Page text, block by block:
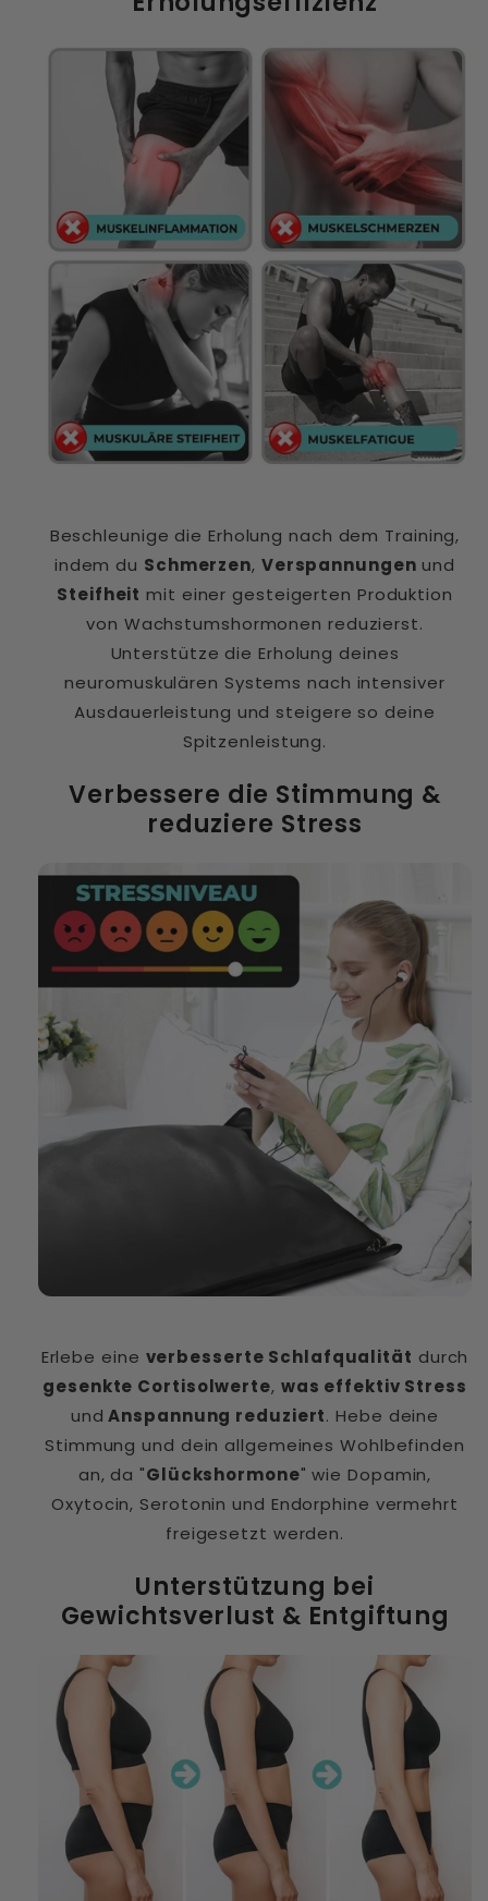
Beschleunige die Erholung nach dem Training,
indem du Schmerzen, Verspannungen und
Steifheit mit einer gesteigerten Produktion
von Wachstumshormonen reduzierst.
Unterstütze die Erholung deines
neuromuskulären Systems nach intensiver
Ausdauerleistung und steigere so deine
Spitzenleistung.
Verbessere die Stimmung &
reduziere Stress
Erlebe eine verbesserte Schlafqualität durch
gesenkte Cortisolwerte, was effektiv Stress
und Anspannung reduziert. Hebe deine
Stimmung und dein allgemeines Wohlbefinden
an, da "Glückshormone" wie Dopamin,
Oxytocin, Serotonin und Endorphine vermehrt
freigesetzt werden.
Unterstützung bei
Gewichtsverlust & Entgiftung